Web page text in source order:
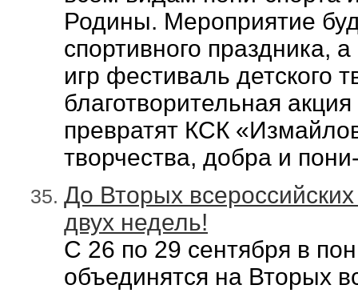
Родины. Мероприятие
спортивного праздника,
игр фестиваль детского
благотворительная
превратят КСК
творчества, добра и
До Вторых
двух недель!
С 26 по 29 сентября в
объединятся на Вторых